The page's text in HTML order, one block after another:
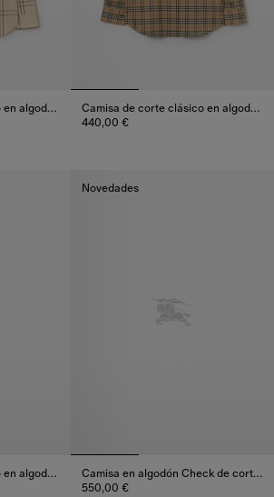
Camisa de corte clásico en algodón Check
Camisa de corte clásico en algodón Check
440,00 €
Camisa de corte clásico en algodón Check
Novedades
Camisa en algodón Check de corte holgado
550,00 €